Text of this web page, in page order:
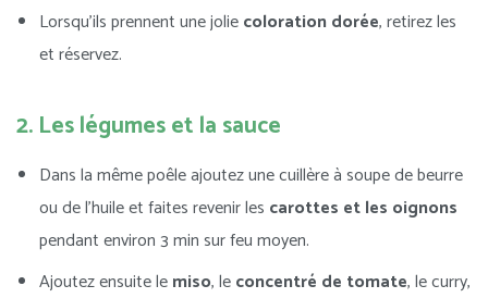
Lorsqu’ils prennent une joliecoloration dorée, retirez les
et réservez.
2. Les légumes et la sauce
Dans la même poêle ajoutez une cuillère à soupe de beurre
ou de l’huile et faites revenir les carottes et les oignons
pendant environ 3 min sur feu moyen.
Ajoutez ensuite lemiso, leconcentré de tomate, le curry,